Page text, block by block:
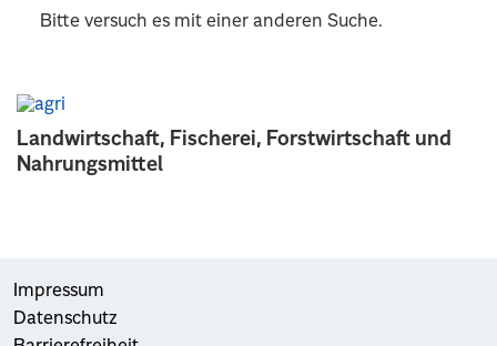
Landwirtschaft, Fischerei, Forstwirtschaft und
Nahrungsmittel
Bitte versuch es mit einer anderen Suche.
Impressum
Datenschutz